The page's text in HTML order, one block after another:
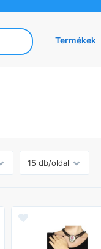
Termékek